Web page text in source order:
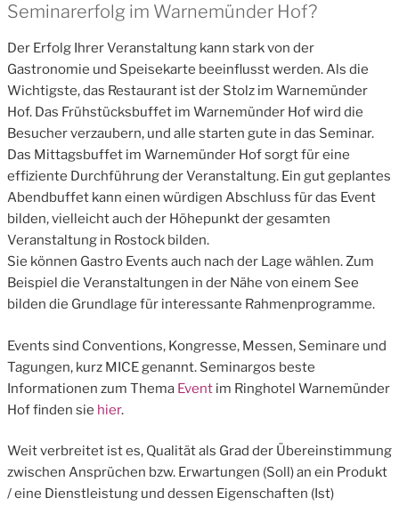
Seminarerfolg im Warnemünder Hof?
Der Erfolg Ihrer Veranstaltung kann stark von der
Gastronomie und Speisekarte beeinflusst werden. Als die
Wichtigste, das Restaurant ist der Stolz im Warnemünder
Hof. Das Frühstücksbuffet im Warnemünder Hof wird die
Besucher verzaubern, und alle starten gute in das Seminar.
Das Mittagsbuffet im Warnemünder Hof sorgt für eine
effiziente Durchführung der Veranstaltung. Ein gut geplantes
Abendbuffet kann einen würdigen Abschluss für das Event
bilden, vielleicht auch der Höhepunkt der gesamten
Veranstaltung in Rostock bilden.
Sie können Gastro Events auch nach der Lage wählen. Zum
Beispiel die Veranstaltungen in der Nähe von einem See
bilden die Grundlage für interessante Rahmenprogramme.
Events sind Conventions, Kongresse, Messen, Seminare und
Tagungen, kurz MICE genannt. Seminargos beste
Informationen zum Thema Event im Ringhotel Warnemünder
Hof finden sie hier.
Weit verbreitet ist es, Qualität als Grad der Übereinstimmung
zwischen Ansprüchen bzw. Erwartungen (Soll) an ein Produkt
/ eine Dienstleistung und dessen Eigenschaften (Ist)